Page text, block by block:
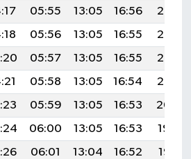
05:55 13:05 16:56
20:06
05:56 13:05 16:55
20:05
05:57 13:05 16:55
20:03
05:58 13:05 16:54
20:02
05:59 13:05 16:53
20:00
06:00 13:05 16:53
19:59
06:01 13:04 16:52
19:58